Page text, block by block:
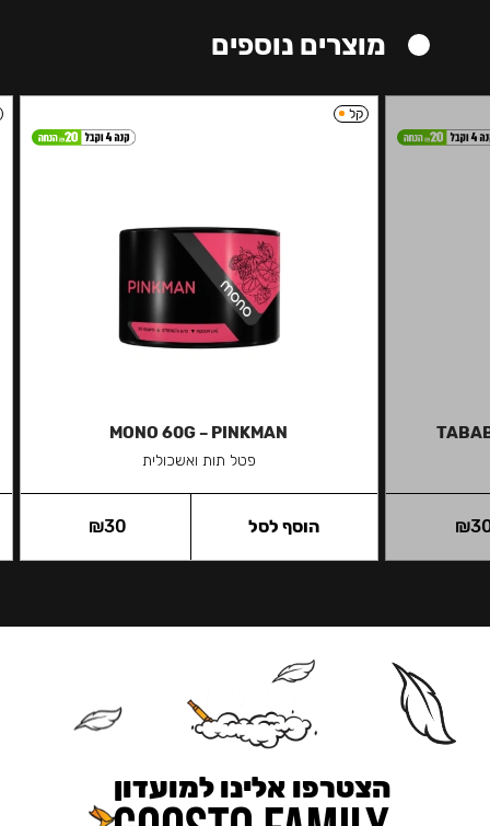
מוצרים נוספים
₪
קל
MONO 60G – PINKMAN
פטל תות ואשכולית
₪30 הוסף לסל
הצטרפו אלינו למועדון